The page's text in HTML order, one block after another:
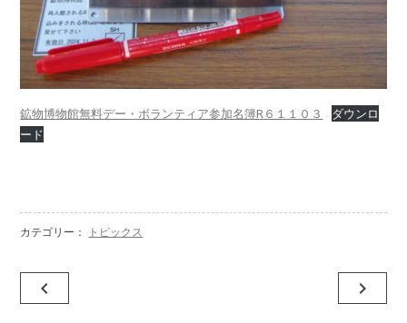
鉱物博物館無料デー・ボランティア参加名簿R６１１０３
ダウンロ
ード
カテゴリー： トピックス
投
稿
navigate_before navigate_next